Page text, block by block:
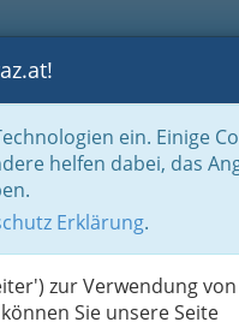
BRANCHEN
ein. Einige
helfen dabei, das
Erklärung.
zur Verwendung von
können Sie unsere Seite
der Konditoren und